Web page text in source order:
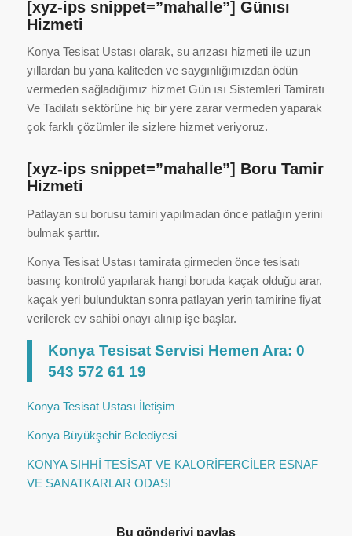
[xyz-ips snippet=”mahalle”] Günısı
Hizmeti
Konya Tesisat Ustası olarak, su arızası hizmeti ile uzun
yıllardan bu yana kaliteden ve saygınlığımızdan ödün
vermeden sağladığımız hizmet Gün ısı Sistemleri Tamiratı
Ve Tadilatı sektörüne hiç bir yere zarar vermeden yaparak
çok farklı çözümler ile sizlere hizmet veriyoruz.
[xyz-ips snippet=”mahalle”] Boru Tamir
Hizmeti
Patlayan su borusu tamiri yapılmadan önce patlağın yerini
bulmak şarttır.
Konya Tesisat Ustası tamirata girmeden önce tesisatı
basınç kontrolü yapılarak hangi boruda kaçak olduğu arar,
kaçak yeri bulunduktan sonra patlayan yerin tamirine fiyat
verilerek ev sahibi onayı alınıp işe başlar.
Konya Tesisat Servisi Hemen Ara: 0
543 572 61 19
Konya Tesisat Ustası İletişim
Konya Büyükşehir Belediyesi
KONYA SIHHİ TESİSAT VE KALORİFERCİLER ESNAF
VE SANATKARLAR ODASI
Bu gönderiyi paylaş